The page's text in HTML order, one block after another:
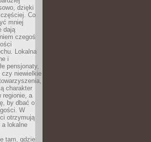
dzięki
Co
mniej
dają
czegoś
Lokalna
i
pensjonaty,
czy niewielkie
charakter
regionie, a
by dbać o
W
otrzymują
a lokalne
tam, gdzie